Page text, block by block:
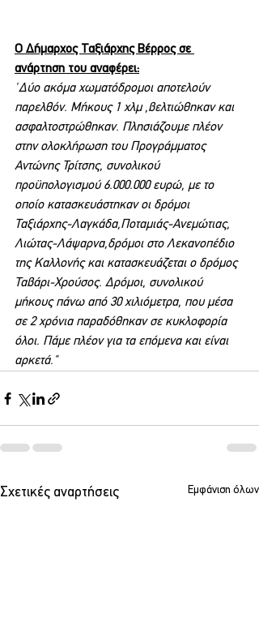
Ο Δήμαρχος Ταξιάρχης Βέρρος σε
ανάρτηση του αναφέρει:
"Δύο ακόμα χωματόδρομοι αποτελούν
παρελθόν. Μήκους 1 χλμ ,βελτιώθηκαν και
ασφαλτοστρώθηκαν. Πλησιάζουμε πλέον
στην ολοκλήρωση του Προγράμματος
Αντώνης Τρίτσης, συνολικού
προϋπολογισμού 6.000.000 ευρώ, με το
οποίο κατασκευάστηκαν οι δρόμοι
Ταξιάρχης-Λαγκάδα,Ποταμιάς-Ανεμώτιας,
Λιώτας-Λάψαρνα,δρόμοι στο Λεκανοπέδιο
της Καλλονής και κατασκευάζεται ο δρόμος
Ταβάρι-Χρούσος. Δρόμοι, συνολικού
μήκους πάνω από 30 χιλιόμετρα, που μέσα
σε 2 χρόνια παραδόθηκαν σε κυκλοφορία
όλοι. Πάμε πλέον για τα επόμενα και είναι
αρκετά."
Σχετικές αναρτήσεις Εμφάνιση όλων